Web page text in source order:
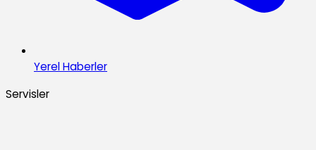
Yerel Haberler
Servisler